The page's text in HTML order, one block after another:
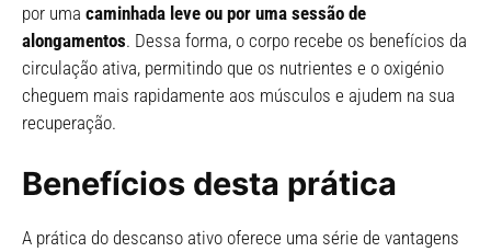
por uma caminhada leve ou por uma sessão de
alongamentos. Dessa forma, o corpo recebe os benefícios da
circulação ativa, permitindo que os nutrientes e o oxigénio
cheguem mais rapidamente aos músculos e ajudem na sua
recuperação.
Benefícios desta prática
A prática do descanso ativo oferece uma série de vantagens